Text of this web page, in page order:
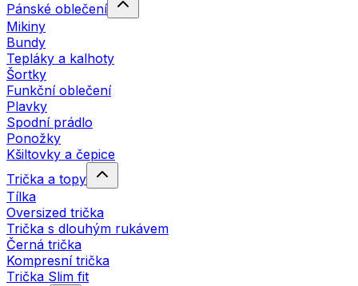
Pánské oblečení
Mikiny
Bundy
Tepláky a kalhoty
Šortky
Funkční oblečení
Plavky
Spodní prádlo
Ponožky
Kšiltovky a čepice
Trička a topy
Tílka
Oversized trička
Trička s dlouhým rukávem
Černá trička
Kompresní trička
Trička Slim fit